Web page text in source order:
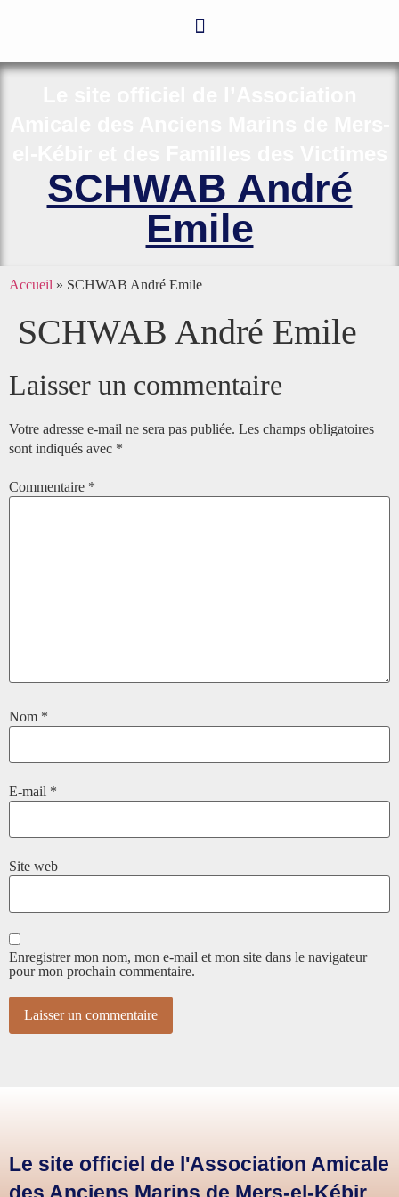
SCHWAB André
Emile
Accueil » SCHWAB André Emile
SCHWAB André Emile
Laisser un commentaire
Votre adresse e-mail ne sera pas publiée. Les champs obligatoires
sont indiqués avec *
Commentaire *
Nom *
E-mail *
Site web
Enregistrer mon nom, mon e-mail et mon site dans le navigateur
pour mon prochain commentaire.
Le site officiel de l'Association Amicale